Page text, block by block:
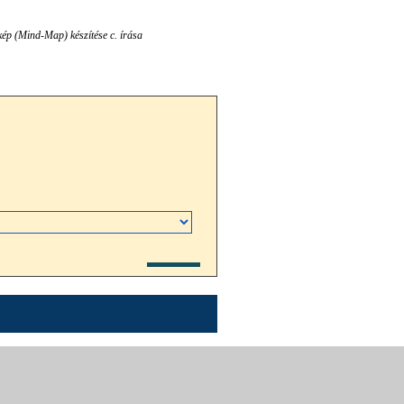
(Mind-Map) készítése c. írása
Kosárba